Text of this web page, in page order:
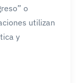
o
utilizan
y